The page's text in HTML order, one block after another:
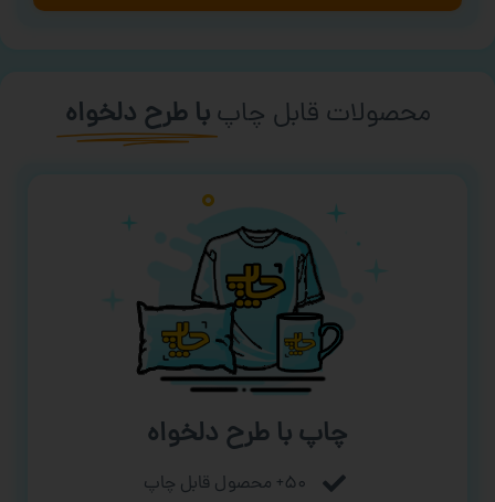
محصولات قابل چاپ با طرح دلخواه
چاپ با طرح دلخواه
۵۰+ محصول قابل چاپ